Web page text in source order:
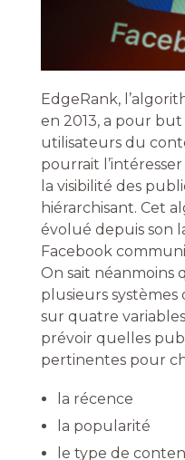
EdgeRank,
en 2013, a pour
utilisateurs du
pourrait
la visibilité des
hiérarchisant. Cet
évolué depuis son
Facebook
On sait néanmoins
plusieurs systèmes
sur quatre
prévoir quelles
pertinentes pour
la récence
la popularité
le type de